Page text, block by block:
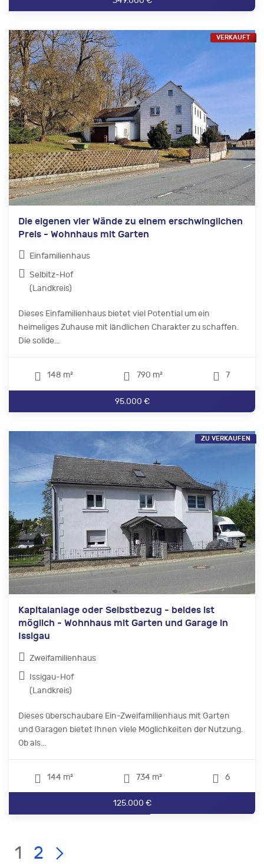
Die eigenen vier Wände zu einem erschwinglichen
Preis - Wohnhaus mit Garten
Einfamilienhaus
Selbitz-Hof
(Landkreis)
Dieses Einfamilienhaus bietet viel Potential um ein
heimeliges Zuhause mit ländlichen Charakter zu schaffen.
Die solide...
148 m² 790 m² 7
95.000 €
VERKAUFT
Kapitalanlage oder Selbstbezug - beides ist
möglich - Wohnhaus mit Garten und Garage in
Issigau
Zweifamilienhaus
Issigau-Hof
(Landkreis)
Dieses überschaubare Ein-Zweifamilienhaus mit Garten
und Garagen bietet Ihnen viele Möglichkeiten der Nutzung.
Ob als...
144 m² 734 m² 6
125.000 €
ZU VERKAUFEN
LIST
Page:
1 2